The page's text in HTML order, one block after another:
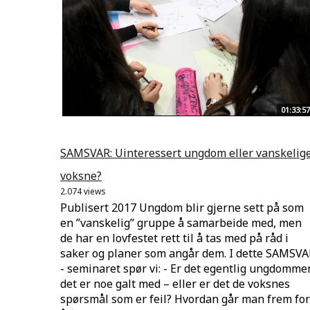
01:33:57
SAMSVAR: Uinteressert ungdom eller
voksne?
2.074 views
Publisert 2017 Ungdom blir gjerne sett på som
en ”vanskelig” gruppe å samarbeide med, men
de har en lovfestet rett til å tas med på råd i
saker og planer som angår dem. I dette
- seminaret spør vi: - Er det egentlig
det er noe galt med – eller er det de voksnes
spørsmål som er feil? Hvordan går man frem for